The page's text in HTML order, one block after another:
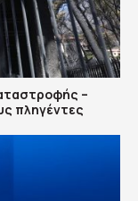
–
πληγέντες